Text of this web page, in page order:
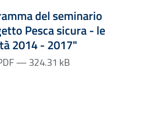
del seminario
Pesca sicura - le
2014 - 2017"
— Dimensione 324.31 kB
— 324.31 kB